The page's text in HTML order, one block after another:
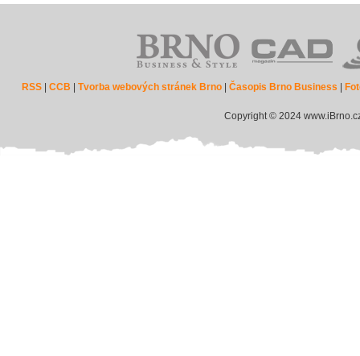
RSS |CCB |Tvorba webových stránek Brno |Časopis Brno Business
Copyright © 2024